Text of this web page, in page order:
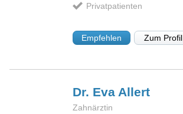
Privatpatienten
Empfehlen Zum Profil
Dr. Eva Allert
Zahnärztin